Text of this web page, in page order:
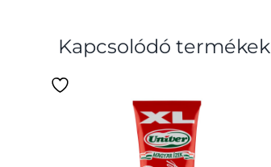
Kapcsolódó termékek